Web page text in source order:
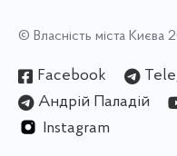
© Власність міста Києва
Facebook
Андрій Паладій
Instagram